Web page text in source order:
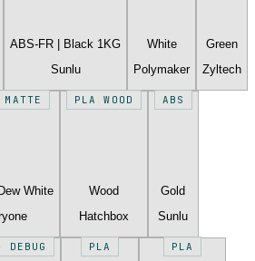
ABS-FR | Black 1KG
Sunlu
White
Polymaker
Green
Zyltech
White
PLA WOOD
Wood
Hatchbox
ABS
Gold
Sunlu
DEBUG PLA PLA